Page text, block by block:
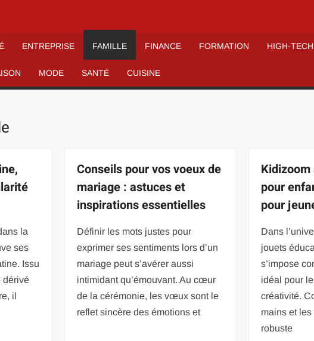
ENTREPRISE FAMILLE FINANCE FORMATION HIGH-TECH
MODE SANTÉ CUISINE
la
ses
Issu
dérivé
il
Conseils pour vos voeux de
mariage : astuces et
inspirations essentielles
Définir les mots justes pour
exprimer ses sentiments lors d’un
mariage peut s’avérer aussi
intimidant qu’émouvant. Au cœur
de la cérémonie, les vœux sont le
reflet sincère des émotions et
pour
pour
Dans
jouets
s’impose
idéal pour
créativité.
mains et
robuste